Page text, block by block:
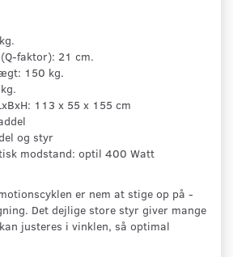
faktor): 21 cm.
150 kg.
113 x 55 x 155 cm
og styr
modstand: optil 400 Watt
er nem at stige op på -
Det dejlige store styr giver mange
justeres i vinklen, så optimal